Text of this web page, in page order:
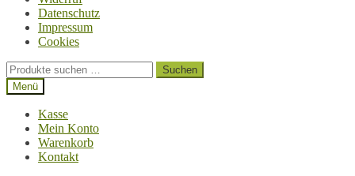
Datenschutz
Impressum
Cookies
Suchen
nach:
Suchen
Menü
Kasse
Mein Konto
Warenkorb
Kontakt